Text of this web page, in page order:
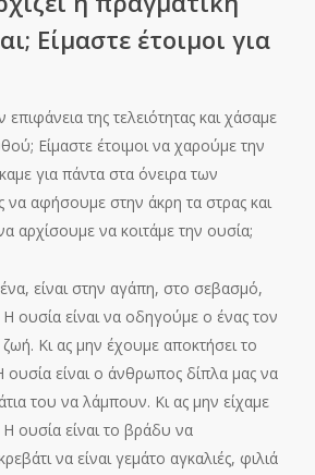
Είμαστε έτοιμοι για
της τελειότητας και χάσαμε
Είμαστε έτοιμοι να χαρούμε την
για πάντα στα όνειρα των
αφήσουμε στην άκρη τα στρας και
αρχίσουμε να κοιτάμε την ουσία;
είναι στην αγάπη, στο σεβασμό,
ουσία είναι να οδηγούμε ο ένας τον
Κι ας μην έχουμε αποκτήσει το
ουσία είναι ο άνθρωπος δίπλα μας να
του να λάμπουν. Κι ας μην είχαμε
ουσία είναι το βράδυ να
να είναι γεμάτο αγκαλιές, φιλιά